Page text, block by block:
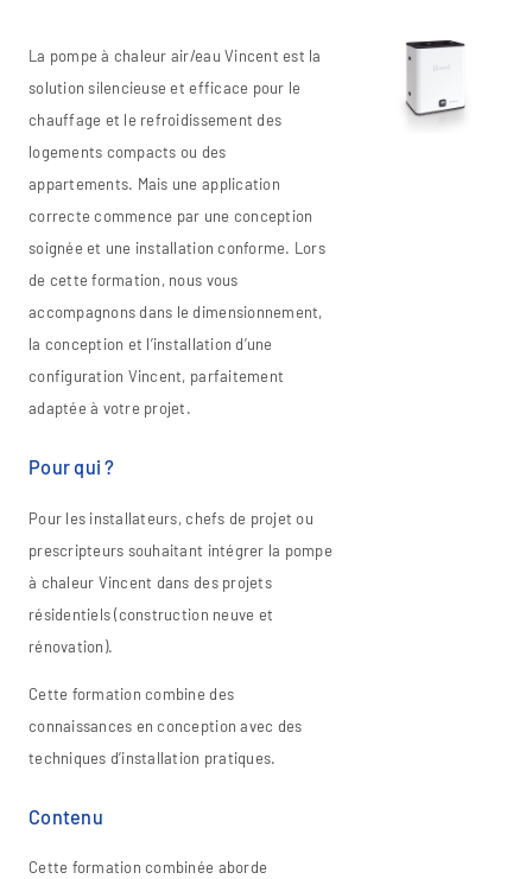
La pompe à chaleur air/eau Vincent est la
solution silencieuse et efficace pour le
chauffage et le refroidissement des
logements compacts ou des
appartements. Mais une application
correcte commence par une conception
soignée et une installation conforme. Lors
de cette formation, nous vous
accompagnons dans le dimensionnement,
la conception et l’installation d’une
configuration Vincent, parfaitement
adaptée à votre projet.
Pour qui ?
Pour les installateurs, chefs de projet ou
prescripteurs souhaitant intégrer la pompe
à chaleur Vincent dans des projets
résidentiels (construction neuve et
rénovation).
Cette formation combine des
connaissances en conception avec des
techniques d’installation pratiques.
Contenu
Cette formation combinée aborde